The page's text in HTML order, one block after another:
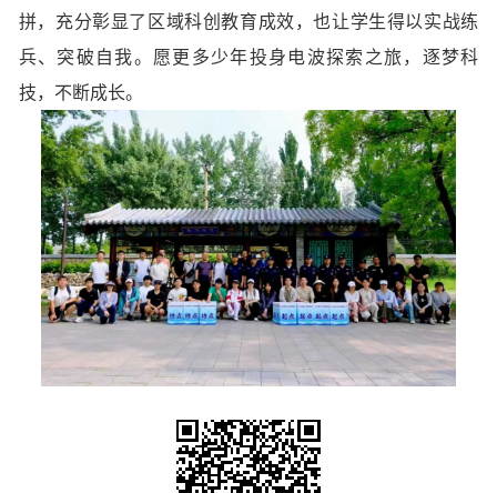
拼，充分彰显了区域科创教育成效，也让学生得以实战练
兵、突破自我。愿更多少年投身电波探索之旅，逐梦科
技，不断成长。